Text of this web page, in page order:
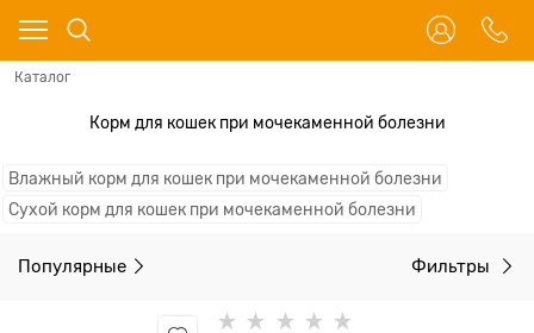
Каталог
Корм для кошек при мочекаменной болезни
Влажный корм для кошек при мочекаменной болезни
Сухой корм для кошек при мочекаменной болезни
Популярные Фильтры